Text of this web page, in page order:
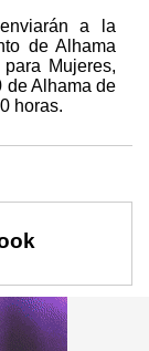
a la
de Alhama
Mujeres,
de Alhama de
horas.